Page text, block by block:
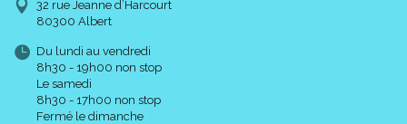
32 rue Jeanne d’Harcourt
80300 Albert
Du lundi au vendredi
8h30 - 19h00 non stop
Le samedi
8h30 - 17h00 non stop
Fermé le dimanche